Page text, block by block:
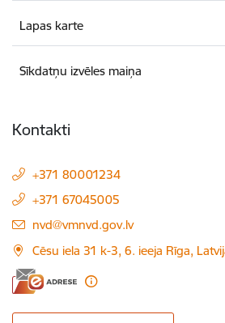
Lapas karte
Sīkdatņu izvēles maiņa
Kontakti
+371 80001234
+371 67045005
E-pasts:
nvd@vmnvd.gov.lv
Cēsu iela 31 k-3, 6. ieeja Rīga,